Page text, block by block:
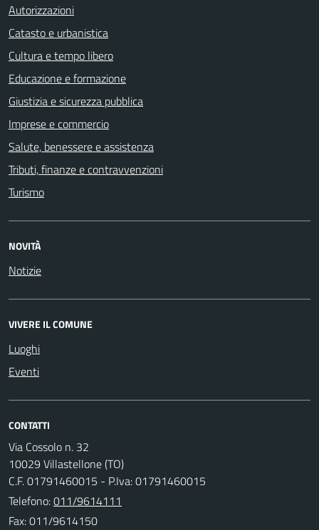
Autorizzazioni
Catasto e urbanistica
Cultura e tempo libero
Educazione e formazione
Giustizia e sicurezza pubblica
Imprese e commercio
Salute, benessere e assistenza
Tributi, finanze e contravvenzioni
Turismo
NOVITÀ
Notizie
VIVERE IL COMUNE
Luoghi
Eventi
CONTATTI
Via Cossolo n. 32
10029 Villastellone (TO)
C.F. 01791460015 - P.Iva: 01791460015
Telefono:011/9614111
Fax: 011/9614150